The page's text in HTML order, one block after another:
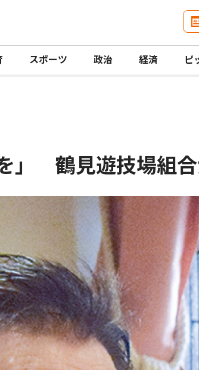
スポーツ 政治 経済 ピ
」 鶴見遊技場組